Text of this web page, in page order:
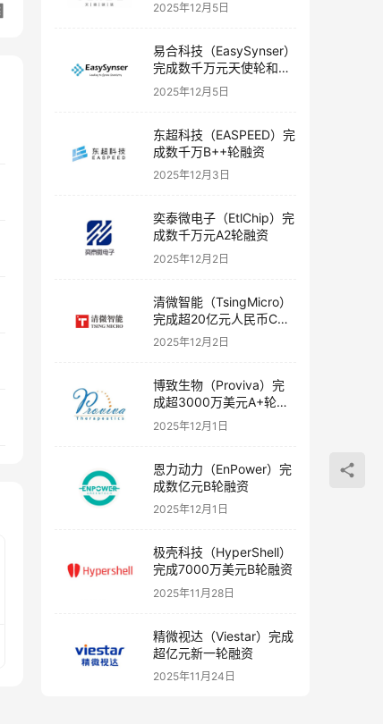
2025年12月5日
易合科技（EasySynser）
完成数千万元天使轮和天
使+轮融资
2025年12月5日
东超科技（EASPEED）完
成数千万B++轮融资
2025年12月3日
奕泰微电子（EtlChip）完
成数千万元A2轮融资
2025年12月2日
清微智能（TsingMicro）
完成超20亿元人民币C轮
融资
2025年12月2日
博致生物（Proviva）完
成超3000万美元A+轮融
资
2025年12月1日
恩力动力（EnPower）完
成数亿元B轮融资
2025年12月1日
极壳科技（HyperShell）
完成7000万美元B轮融资
2025年11月28日
精微视达（Viestar）完成
超亿元新一轮融资
2025年11月24日